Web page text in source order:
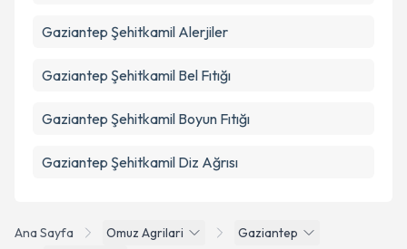
Ana Sayfa Omuz Agrilari
Gaziantep
Gaziantep Şehitkamil Alerjiler
Gaziantep Şehitkamil Bel Fıtığı
Gaziantep Şehitkamil Boyun Fıtığı
Gaziantep Şehitkamil Diz Ağrısı